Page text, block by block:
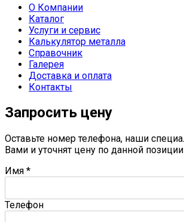
О Компании
Каталог
Услуги и сервис
Калькулятор металла
Справочник
Галерея
Доставка и оплата
Контакты
Запросить цену
Оставьте номер телефона, наши
Вами и уточнят цену по данной позиции
Имя *
Телефон